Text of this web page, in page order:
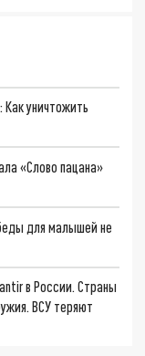
уничтожить
«Слово пацана»
для малышей не
в России. Страны
ВСУ теряют